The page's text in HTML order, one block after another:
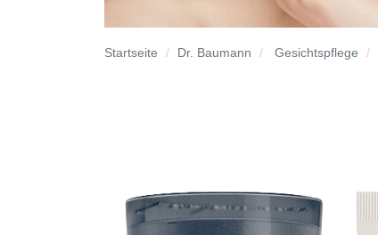
Startseite Dr. Baumann Gesichtspflege